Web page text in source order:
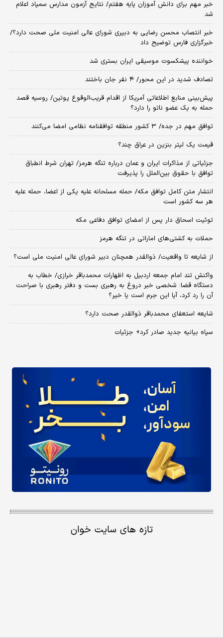
خبر مهم برای دانش آموزان پایه هفتم/ نتایج آزمون مدارس سمپاد اعلام
شد
خبر انتصاب محسن رضایی به دبیری شورای عالی امنیت ملی صحت دارد؟/
خبرگزاری فارس توضیح داد
خواننده پیشکسوت موسیقی ایران بستری شد
تصادف شدید در این محور/ ۴ نفر جان باختند
پیش‌بینی منابع اطلاعاتی آمریکا از اقدام قریب‌الوقوع پوتین/ روسیه قصد
حمله به یک عضو ناتو را دارد؟
توافق مهم در جده/ ۳ کشور منطقه توافقنامه نظامی امضا می‌کنند
قیمت یک لیتر بنزین در عراق چند؟
جزئیاتی از مذاکرات ایران و عمان درباره تنگه هرمز/ تهران شرط انطباق
توافق با حقوق بین‌الملل را پذیرفت
انتشار متن کامل توافق مکه/ حمله مسلحانه علیه یکی از اعضا، حمله علیه
هر سه کشور است
توئیت اسحاق دار پس از امضای توافق دفاعی مکه
حملات به کشتی‌های اماراتی در تنگه هرمز
از شایعه تا واقعیت/ ذوالقدر همچنان دبیر شورای ‌عالی امنیت ملی است؟
واکنش تند امام جمعه اردبیل به اظهارات محمدباقر خرازی/ خطاب به
دستگاه قضا: شخصی خبر دروغ به رهبری بست و دفتر رهبری با صراحت
آن را رد کرد، آیا این جرم است یا خیر؟
شایعه استعفای محمدباقر ذوالقدر صحت دارد؟
سپاه بیانیه جدید صادر کرد+ جزئیات
تازه های سایت خوان